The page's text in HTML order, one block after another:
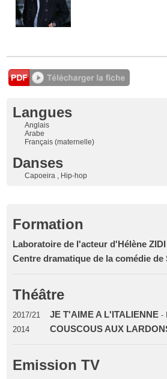
Langues
Anglais
Arabe
Français (maternelle)
Danses
Capoeira , Hip-hop
Formation
Laboratoire de l'acteur d'Hélène ZIDI
Centre dramatique de la comédie de
Théâtre
2017/21 JE T'AIME A L'ITALIENNE-
2014
COUSCOUS AUX
Emission TV